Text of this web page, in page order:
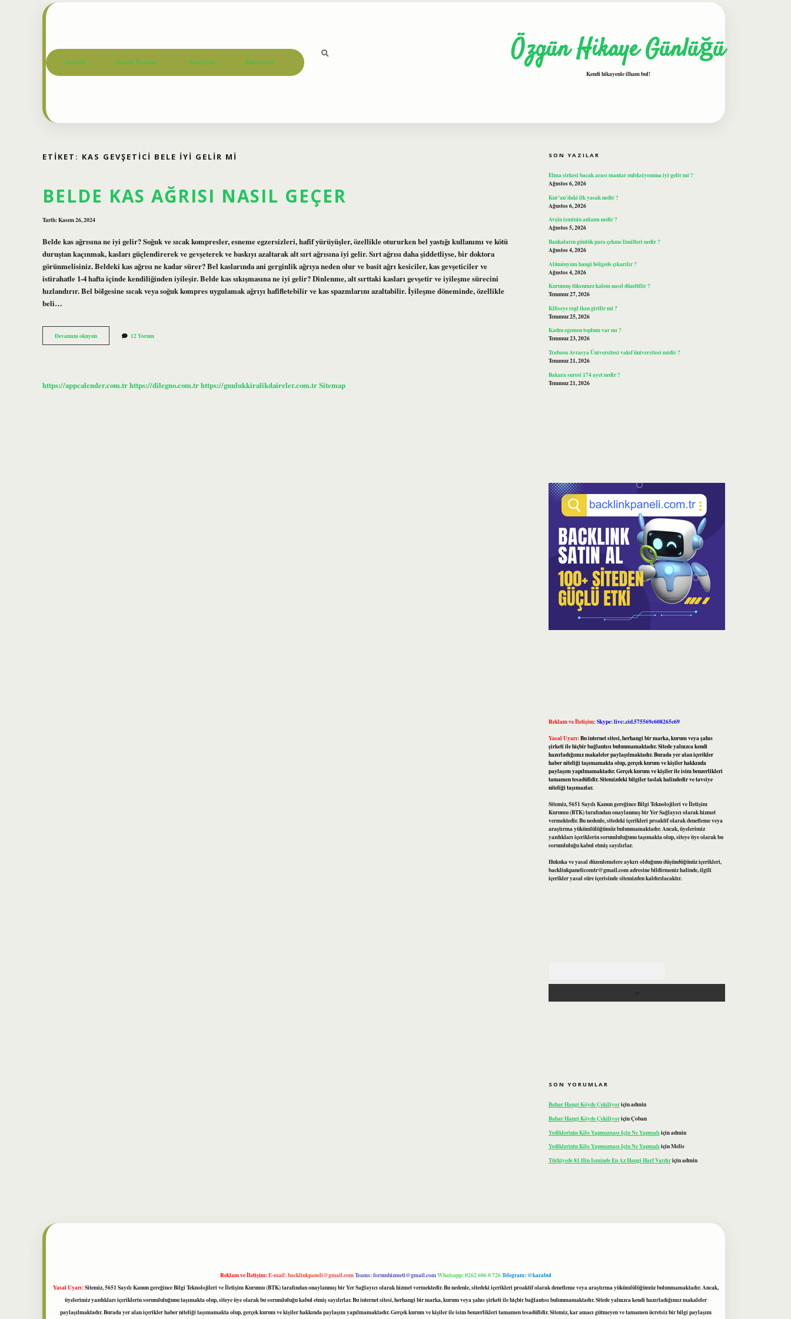
Anasayfa Gizlilik Politikası Yasal Uyarı Hakkımızda Özgün Hikaye Günlüğü
Kendi hikayenle ilham bul!
ETIKET: KAS GEVŞETICI BELE IYI GELIR MI
BELDE KAS AĞRISI NASIL GEÇER
Tarih: Kasım 26, 2024
Belde kas ağrısına ne iyi gelir? Soğuk ve sıcak kompresler, esneme egzersizleri, hafif yürüyüşler, özellikle otururken bel yastığı kullanımı ve kötü
duruştan kaçınmak, kasları güçlendirerek ve gevşeterek ve baskıyı azaltarak alt sırt ağrısına iyi gelir. Sırt ağrısı daha şiddetliyse, bir doktora
görünmelisiniz. Beldeki kas ağrısı ne kadar sürer? Bel kaslarında ani gerginlik ağrıya neden olur ve basit ağrı kesiciler, kas gevşeticiler ve
istirahatle 1-4 hafta içinde kendiliğinden iyileşir. Belde kas sıkışmasına ne iyi gelir? Dinlenme, alt sırttaki kasları gevşetir ve iyileşme sürecini
hızlandırır. Bel bölgesine sıcak veya soğuk kompres uygulamak ağrıyı hafifletebilir ve kas spazmlarını azaltabilir. İyileşme döneminde, özellikle
beli…
Devamını okuyunBelde
Kas
12 Yorum
https://appcalender.com.trhttps://dilegno.com.trhttps://gunlukkiralikdaireler.com.trSitemap
SON YAZILAR
Elma sirkesi bacak arası mantar enfeksiyonuna iyi gelir mi ?
Ağustos 6, 2026
Kur’an’daki ilk yasak nedir ?
Ağustos 6, 2026
Avşin isminin anlamı nedir ?
Ağustos 5, 2026
Bankaların günlük para çekme limitleri nedir ?
Ağustos 4, 2026
Alüminyum hangi bölgede çıkarılır ?
Ağustos 4, 2026
Kurumuş tükenmez kalem nasıl düzeltilir ?
Temmuz 27, 2026
Kiliseye regl iken girilir mi ?
Temmuz 25, 2026
Kadın egemen toplum var mı ?
Temmuz 23, 2026
Trabzon Avrasya Üniversitesi vakıf üniversitesi midir ?
Temmuz 21, 2026
Bakara suresi 174 ayet nedir ?
Temmuz 21, 2026
Reklam ve İletişim:Skype: live:.cid.575569c608265c69
Yasal Uyarı:Bu internet sitesi, herhangi bir marka, kurum veya şahıs
şirketi ile hiçbir bağlantısı bulunmamaktadır. Sitede yalnızca kendi
hazırladığımız makaleler paylaşılmaktadır. Burada yer alan içerikler
haber niteliği taşımamakta olup, gerçek kurum ve kişiler hakkında
paylaşım yapılmamaktadır. Gerçek kurum ve kişiler ile isim benzerlikleri
tamamen tesadüfidir. Sitemizdeki bilgiler taslak halindedir ve tavsiye
niteliği taşımazlar.
Sitemiz, 5651 Sayılı Kanun gereğince Bilgi Teknolojileri ve İletişim
Kurumu (BTK) tarafından onaylanmış bir Yer Sağlayıcı olarak hizmet
vermektedir. Bu nedenle, sitedeki içerikleri proaktif olarak denetleme veya
araştırma yükümlülüğümüz bulunmamaktadır. Ancak, üyelerimiz
yazdıkları içeriklerin sorumluluğunu taşımakta olup, siteye üye olarak bu
sorumluluğu kabul etmiş sayılırlar.
Hukuka ve yasal düzenlemelere aykırı olduğunu düşündüğünüz içerikleri,
backlinkpanelicomtr@gmail.comadresine bildirmeniz halinde, ilgili
içerikler yasal süre içerisinde sitemizden kaldırılacaktır.
SON YORUMLAR
Bahar Hangi Köyde Çekiliyoriçinadmin
Bahar Hangi Köyde ÇekiliyoriçinÇoban
Yediklerinin Kilo Yapmaması Için Ne Yapmalı içinadmin
Yediklerinin Kilo Yapmaması Için Ne YapmalıiçinMelis
Türkiyede 81 Ilin Isminde En Az Hangi Harf Vardıriçinadmin
Reklam ve İletişim:E-mail:backlinkpaneli@gmail.comTeams:forumhizmeti@gmail.comWhatsapp: 0262 606 0 726Telegram: @karabul
Yasal Uyarı:Sitemiz, 5651 Sayılı Kanun gereğince Bilgi Teknolojileri ve İletişim Kurumu (BTK) tarafından onaylanmış bir Yer Sağlayıcı olarak hizmet vermektedir. Bu nedenle, sitedeki içerikleri proaktif olarak denetleme veya araştırma yükümlülüğümüz bulunmamaktadır. Ancak,
üyelerimiz yazdıkları içeriklerin sorumluluğunu taşımakta olup, siteye üye olarak bu sorumluluğu kabul etmiş sayılırlar. Bu internet sitesi, herhangi bir marka, kurum veya şahıs şirketi ile hiçbir bağlantısı bulunmamaktadır. Sitede yalnızca kendi hazırladığımız makaleler
paylaşılmaktadır. Burada yer alan içerikler haber niteliği taşımamakta olup, gerçek kurum ve kişiler hakkında paylaşım yapılmamaktadır. Gerçek kurum ve kişiler ile isim benzerlikleri tamamen tesadüfidir. Sitemiz, kar amacı gütmeyen ve tamamen ücretsiz bir bilgi paylaşım